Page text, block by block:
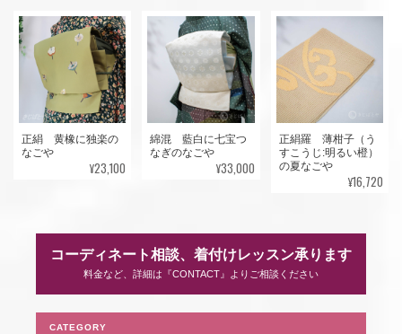
正絹 黄橡に独楽の
なごや
¥23,100
綿混 藍白に七宝つ
なぎのなごや
¥33,000
正絹羅 薄柑子（う
すこうじ:明るい橙）
の夏なごや
¥16,720
コーディネート相談、着付けレッスン承ります
料金など、詳細は『CONTACT』よりご相談ください
CATEGORY